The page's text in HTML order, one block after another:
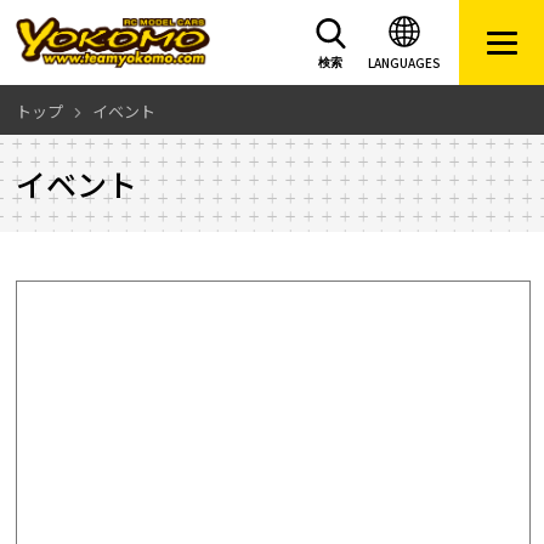
LANGUAGES
検索
トップ イベント
イベント